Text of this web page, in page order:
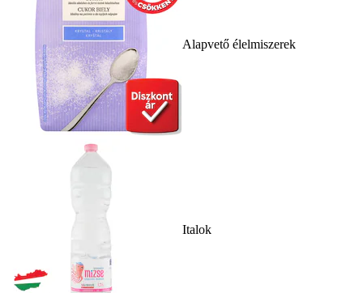
Alapvető élelmiszerek
Italok